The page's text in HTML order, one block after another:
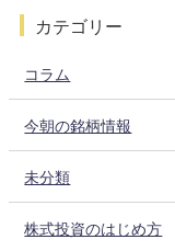
カテゴリー
コラム
今朝の銘柄情報
未分類
株式投資のはじめ方